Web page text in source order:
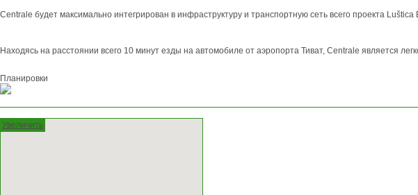
Centrale будет максимально интегрирован в инфраструктуру и транспортную сеть всего проекта
Находясь на расстоянии всего 10 минут езды на автомобиле от аэропорта Тиват, Centrale является
Планировки
Увеличить